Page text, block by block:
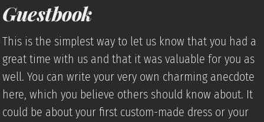
Guestbook
This is the simplest way to let us know that you had a
great time with us and that it was valuable for you as
well. You can write your very own charming anecdote
here, which you believe others should know about. It
could be about your first custom-made dress or your